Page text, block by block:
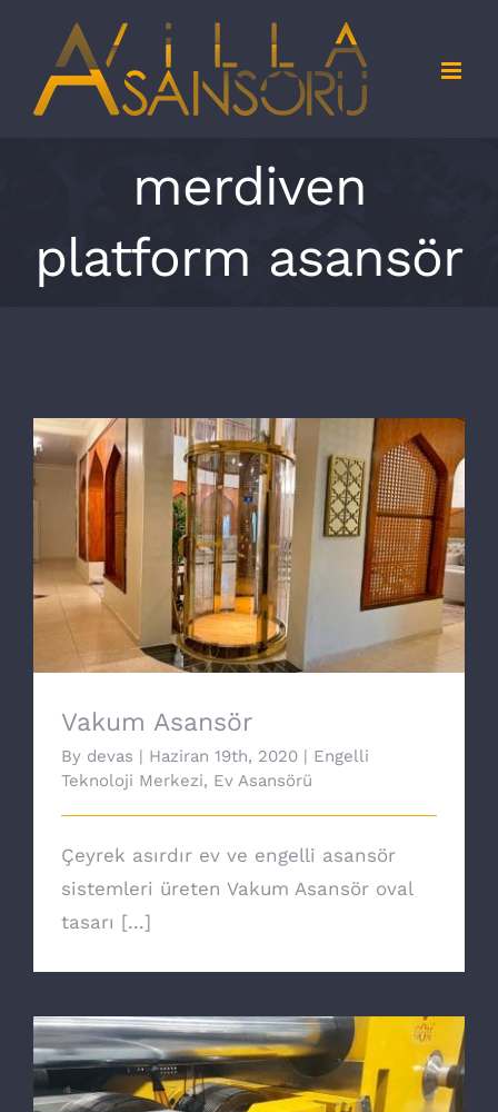
content
merdiven
platform asansör
Vakum Asansör
Vakum Asansör
By devas | Haziran 19th, 2020 | Engelli
Teknoloji Merkezi, Ev Asansörü
Çeyrek asırdır ev ve engelli asansör
sistemleri üreten Vakum Asansör oval
tasarı [...]